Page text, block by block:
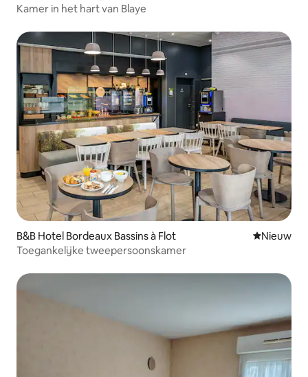
Kamer in het hart van Blaye
B&B Hotel Bordeaux Bassins à Flot Nieuwe
Nieuw
Toegankelijke tweepersoonskamer